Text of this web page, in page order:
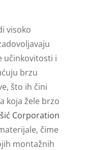
visoko
učinkovitosti i
brzu
što ih čini
koja žele brzo
Corporation
čime
montažnih